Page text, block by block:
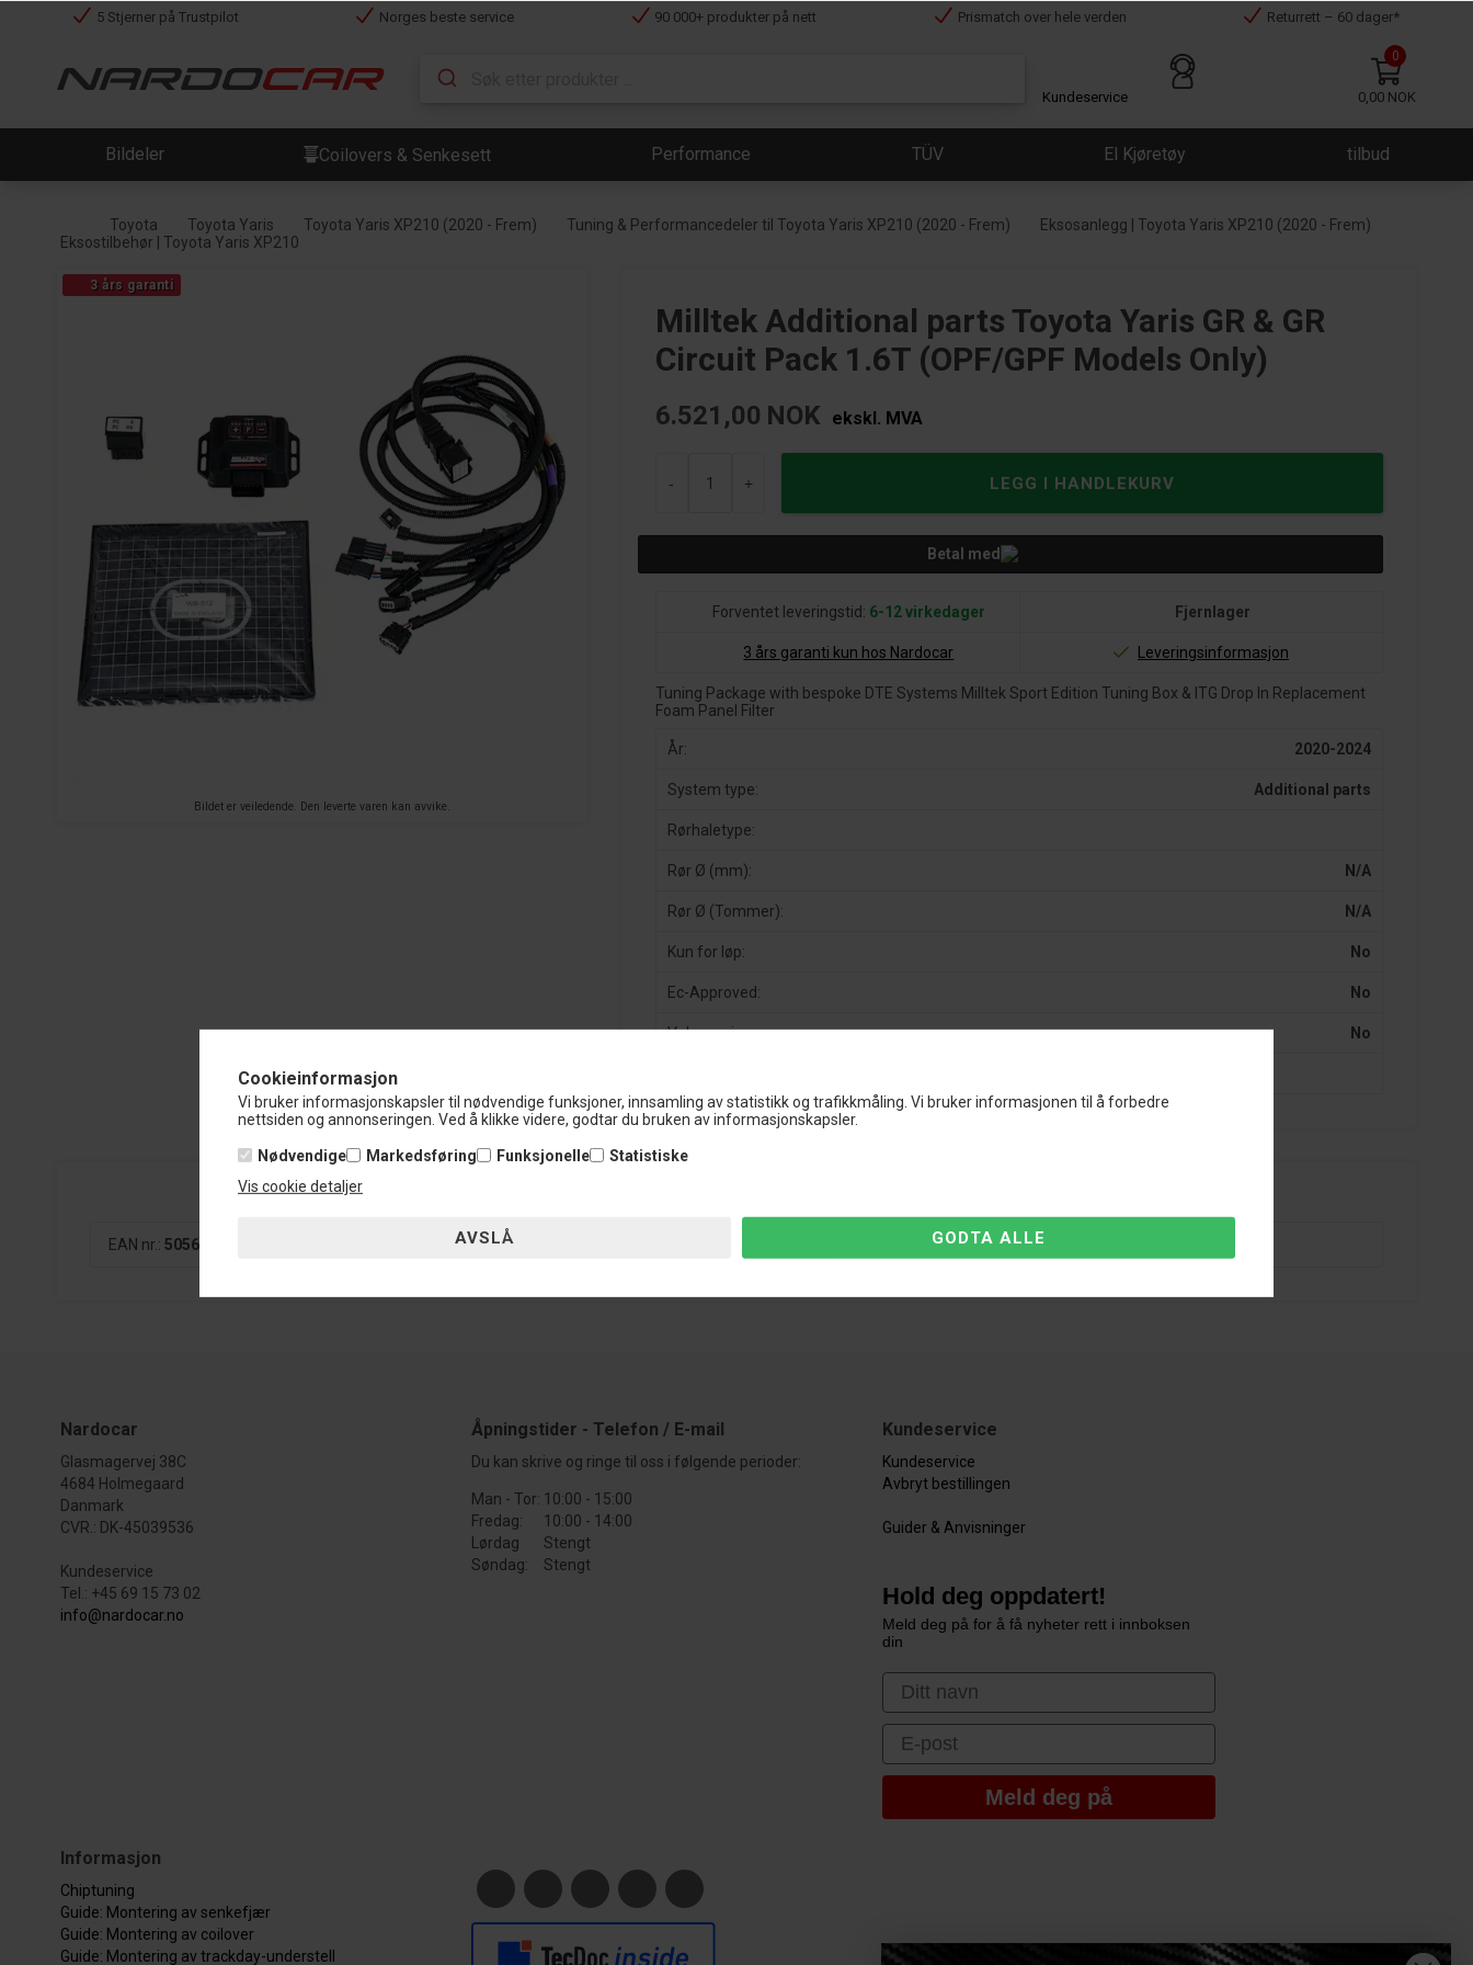
Cookieinformasjon
Vi bruker informasjonskapsler til nødvendige funksjoner, innsamling av statistikk og trafikkmåling. Vi bruker informasjonen til å forbedre
nettsiden og annonseringen. Ved å klikke videre, godtar du bruken av informasjonskapsler.
Nødvendige Markedsføring Funksjonelle
Statistiske
Vis cookie detaljer
5 Stjerner på Trustpilot Norges beste service 90 000+ produkter på nett Prismatch over hele verden Returrett – 60 dager*
Kundeservice
0
0,00 NOK
Bildeler Coilovers & Senkesett Performance TÜV El Kjøretøy tilbud
Toyota Toyota Yaris Toyota Yaris XP210 (2020 - Frem) Tuning & Performancedeler til Toyota Yaris XP210 (2020 - Frem)
Eksosanlegg | Toyota Yaris XP210 (2020 - Frem)
Eksostilbehør | Toyota Yaris XP210
Bildet er veiledende. Den leverte varen kan avvike.
3 års garanti
Milltek Additional parts Toyota Yaris GR & GR
Circuit Pack 1.6T (OPF/GPF Models Only)
6.521,00 NOK ekskl. MVA
- +
Betal med
Forventet leveringstid: 6-12 virkedager Fjernlager
3 års garanti kun hos Nardocar Leveringsinformasjon
Tuning Package with bespoke DTE Systems Milltek Sport Edition Tuning Box & ITG Drop In Replacement
Foam Panel Filter
År: 2020-2024
System type: Additional parts
Rørhaletype:
Rør Ø (mm): N/A
Rør Ø (Tommer): N/A
Kun for løp: No
Ec-Approved: No
Valvesonic No
EAN nr.: 5056214724985 Leverandørnr.:
Nardocar
Glasmagervej 38C
4684 Holmegaard
Danmark
CVR.: DK-45039536
Kundeservice
Tel.: +45 69 15 73 02
info@nardocar.no
Åpningstider - Telefon / E-mail
Du kan skrive og ringe til oss i følgende perioder:
Man - Tor: 10:00 - 15:00
Fredag:
10:00 - 14:00
Lørdag
Stengt
Søndag:
Stengt
Kundeservice
Kundeservice
Avbryt bestillingen
Guider & Anvisninger
Hold deg oppdatert!
Meld deg på for å få nyheter rett i innboksen
din
First Name
Email
Meld deg på
Informasjon
Chiptuning
Guide: Montering av senkefjær
Guide: Montering av coilover
Guide: Montering av trackday-understell